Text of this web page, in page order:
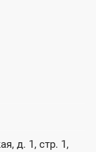
д. 1, стр. 1,